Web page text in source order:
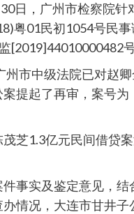
日，广州市检察院针
粤01民初1054号民
[2019]44010000482
州市中级法院已对赵
提起了再审，案号为
芝1.3亿元民间借贷
事实及鉴定意见，结
办情况，大连市甘井子